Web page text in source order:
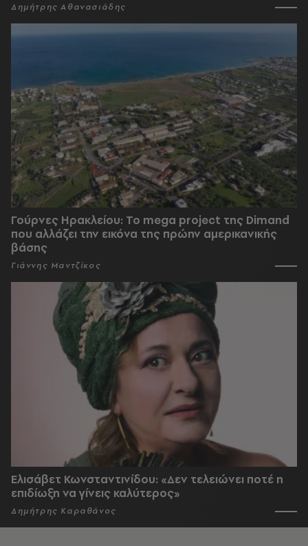
Δημήτρης Αθανασιάδης
Γούρνες Ηρακλείου: To mega project της Dimand
που αλλάζει την εικόνα της πρώην αμερικανικής
βάσης
Γιάννης Μαντζίκος
Ελισάβετ Κωνσταντινίδου: «Δεν τελειώνει ποτέ η
επιδίωξη να γίνεις καλύτερος»
Δημήτρης Καραθάνος